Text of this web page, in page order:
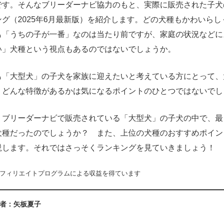
す。そんなブリーダーナビ協力のもと、実際に販売された子
グ（2025年6月最新版）を紹介します。どの犬種もかわいら
「うちの子が一番」なのは当たり前ですが、家庭の状況などに
」犬種という視点もあるのではないでしょうか。
大型犬」の子犬を家族に迎えたいと考えている方にとって
どんな特徴があるかは気になるポイントのひとつではないでし
リーダーナビで販売されている「大型犬」の子犬の中で、
種だったのでしょうか？ また、上位の犬種のおすすめポイ
します。それではさっそくランキングを見ていきましょう！
ィリエイトプログラムによる収益を得ています
：矢板夏子